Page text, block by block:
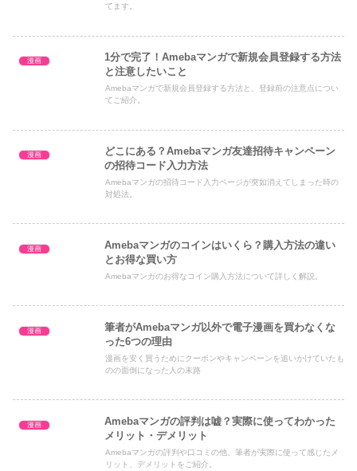
てます。
漫画
1分で完了！Amebaマンガで新規会員登録する方法
と注意したいこと
Amebaマンガで新規会員登録する方法と、登録前の注意点につい
てご紹介。
漫画
どこにある？Amebaマンガ友達招待キャンペーン
の招待コード入力方法
Amebaマンガの招待コード入力ページが突如消えてしまった時の
対処法。
漫画
Amebaマンガのコインはいくら？購入方法の違い
とお得な買い方
Amebaマンガのお得なコイン購入方法について詳しく解説。
漫画
筆者がAmebaマンガ以外で電子漫画を買わなくな
った6つの理由
漫画を安く買うためにクーポンやキャンペーンを追いかけていたも
のの面倒になった人の末路
漫画
Amebaマンガの評判は嘘？実際に使ってわかった
メリット・デメリット
Amebaマンガの評判や口コミの他、筆者が実際に使って感じたメ
リット、デメリットをご紹介。